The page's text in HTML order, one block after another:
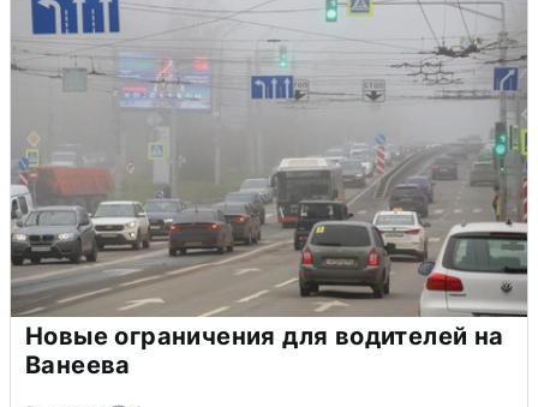
Новые ограничения для водителей на
Ванеева